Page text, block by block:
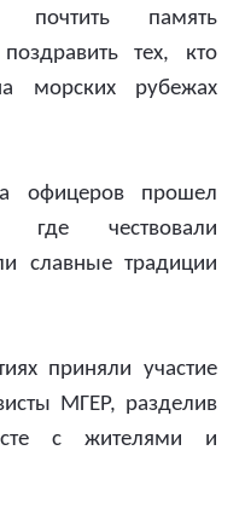
почтить память
тех, кто
морских рубежах
офицеров прошел
где чествовали
славные традиции
приняли участие
МГЕР, разделив
с жителями и